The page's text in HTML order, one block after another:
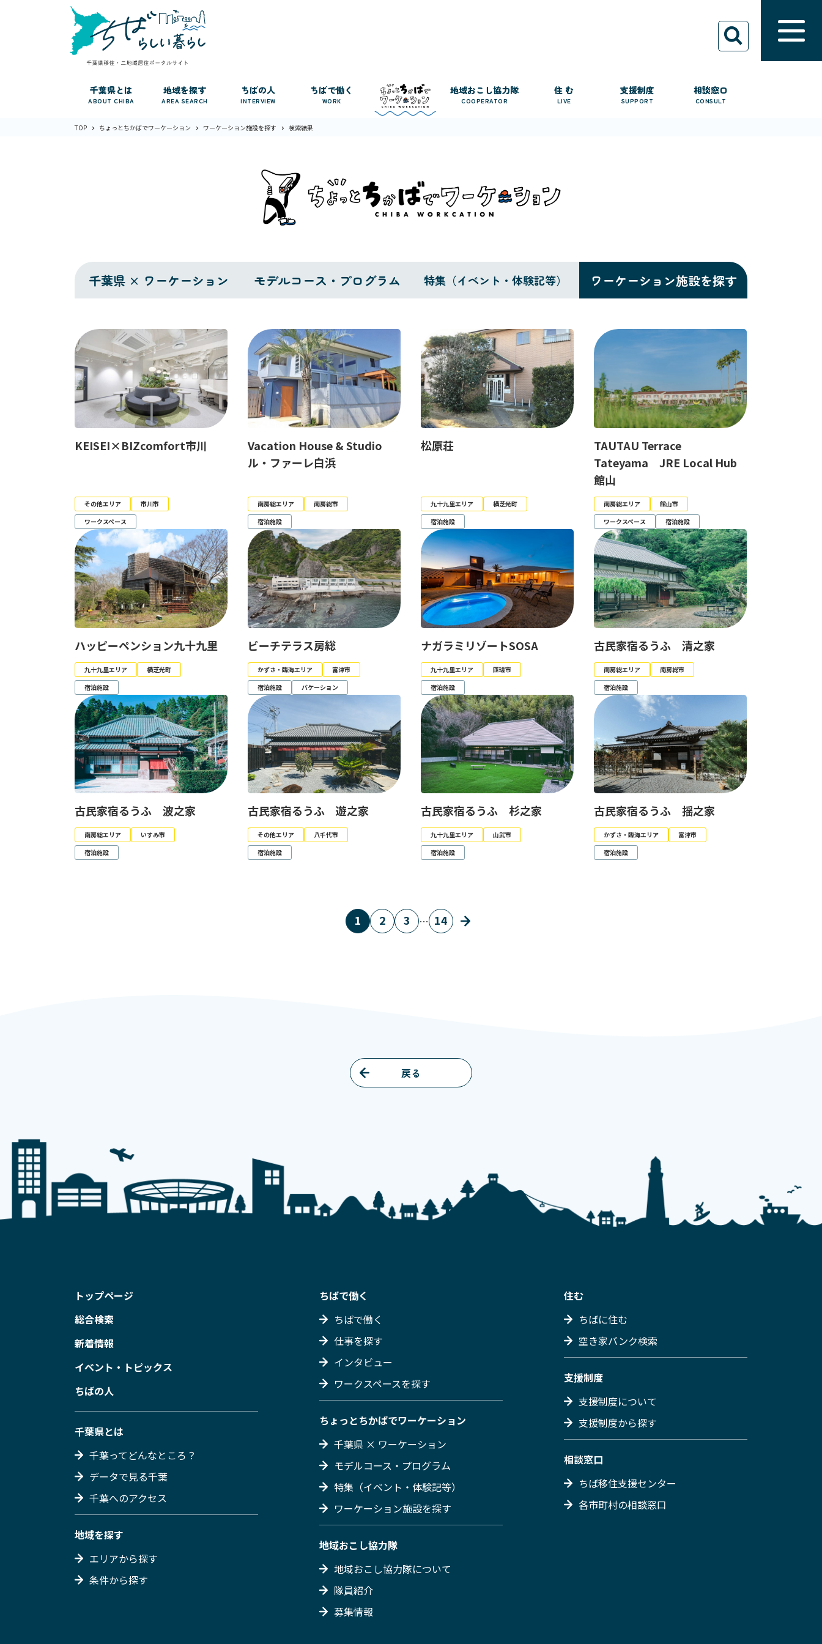
千葉県とは
ABOUT CHIBA
地域を探す
AREA SEARCH
ちばの人
INTERVIEW
ちばで働く
WORK
地域おこし協力隊
COOPERATOR
住 む
LIVE
支援制度
SUPPORT
相談窓口
CONSULT
TOP ちょっとちかばでワーケーション ワーケーション施設を探す 検索結果
千葉県 × ワーケーション モデルコース・プログラム 特集（イベント・体験記等） ワーケーション施設を探す
KEISEI×BIZcomfort市川
その他エリア
市川市
ワークスペース
Vacation House & Studio
ル・ファーレ白浜
南房総エリア
南房総市
宿泊施設
松原荘
九十九里エリア
横芝光町
宿泊施設
TAUTAU Terrace
Tateyama JRE Local Hub
館山
南房総エリア
館山市
ワークスペース
宿泊施設
ハッピーペンション九十九里
九十九里エリア
横芝光町
宿泊施設
ビーチテラス房総
かずさ・臨海エリア
富津市
宿泊施設
バケーション
ナガラミリゾートSOSA
九十九里エリア
匝瑳市
宿泊施設
古民家宿るうふ 清之家
南房総エリア
南房総市
宿泊施設
古民家宿るうふ 波之家
南房総エリア
いすみ市
宿泊施設
古民家宿るうふ 遊之家
その他エリア
八千代市
宿泊施設
古民家宿るうふ 杉之家
九十九里エリア
山武市
宿泊施設
古民家宿るうふ 揺之家
かずさ・臨海エリア
富津市
宿泊施設
1 2 3 … 14
戻る
トップページ
総合検索
新着情報
イベント・トピックス
ちばの人
千葉県とは
千葉ってどんなところ？
データで見る千葉
千葉へのアクセス
地域を探す
エリアから探す
条件から探す
ちばで働く
ちばで働く
仕事を探す
インタビュー
ワークスペースを探す
ちょっとちかばでワーケーション
千葉県 × ワーケーション
モデルコース・プログラム
特集（イベント・体験記等）
ワーケーション施設を探す
地域おこし協力隊
地域おこし協力隊について
隊員紹介
募集情報
住む
ちばに住む
空き家バンク検索
支援制度
支援制度について
支援制度から探す
相談窓口
ちば移住支援センター
各市町村の相談窓口